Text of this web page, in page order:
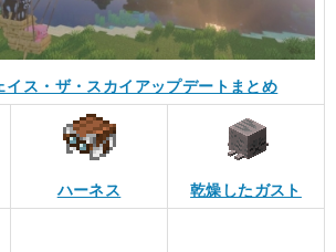
ス・ザ・スカイアップデートまとめ
ハーネス 乾燥したガスト